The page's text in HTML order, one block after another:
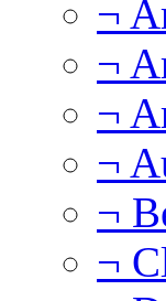
¬
¬
¬
¬
¬
¬